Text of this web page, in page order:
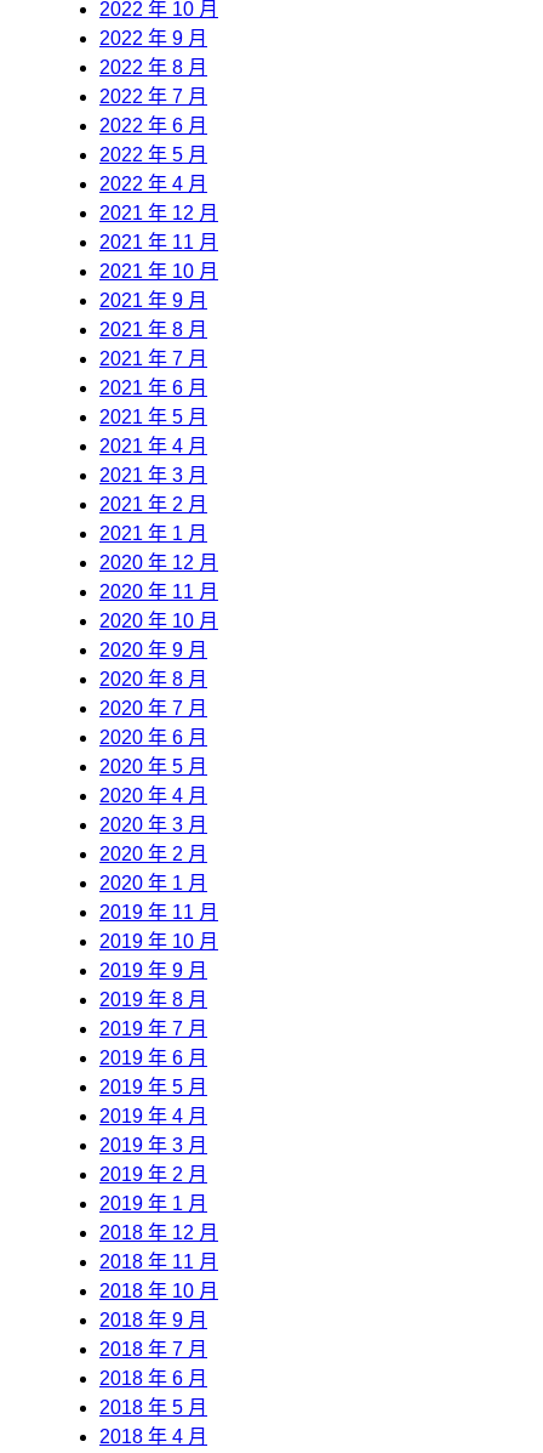
2022 年 10 月
2022 年 9 月
2022 年 8 月
2022 年 7 月
2022 年 6 月
2022 年 5 月
2022 年 4 月
2021 年 12 月
2021 年 11 月
2021 年 10 月
2021 年 9 月
2021 年 8 月
2021 年 7 月
2021 年 6 月
2021 年 5 月
2021 年 4 月
2021 年 3 月
2021 年 2 月
2021 年 1 月
2020 年 12 月
2020 年 11 月
2020 年 10 月
2020 年 9 月
2020 年 8 月
2020 年 7 月
2020 年 6 月
2020 年 5 月
2020 年 4 月
2020 年 3 月
2020 年 2 月
2020 年 1 月
2019 年 11 月
2019 年 10 月
2019 年 9 月
2019 年 8 月
2019 年 7 月
2019 年 6 月
2019 年 5 月
2019 年 4 月
2019 年 3 月
2019 年 2 月
2019 年 1 月
2018 年 12 月
2018 年 11 月
2018 年 10 月
2018 年 9 月
2018 年 7 月
2018 年 6 月
2018 年 5 月
2018 年 4 月